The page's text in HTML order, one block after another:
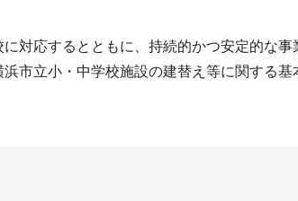
対応するとともに、持続的かつ安定的な
市立小・中学校施設の建替え等に関する